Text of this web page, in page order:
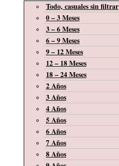
Todo, casuales sin filtrar
0 – 3 Meses
3 – 6 Meses
6 – 9 Meses
9 – 12 Meses
12 – 18 Meses
18 – 24 Meses
2 Años
3 Años
4 Años
5 Años
6 Años
7 Años
8 Años